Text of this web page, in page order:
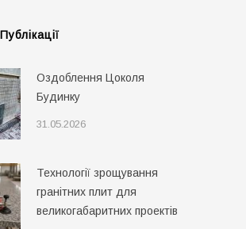
Оздоблення Цоколя
Будинку
31.05.2026
Технології зрощування
гранітних плит для
великогабаритних проектів